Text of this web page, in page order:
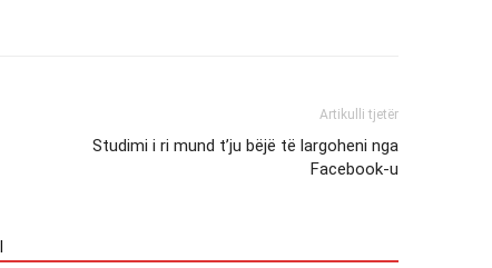
Artikulli tjetër
Studimi i ri mund t’ju bëjë të largoheni nga
Facebook-u